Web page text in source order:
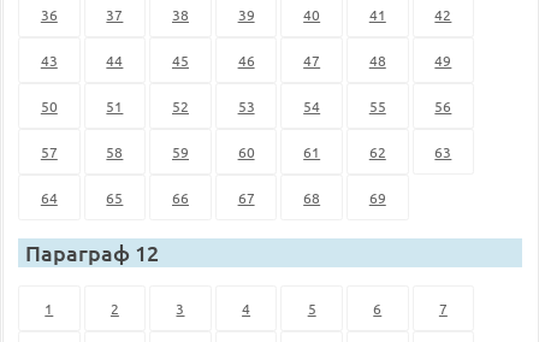
36 37 38 39 40 41 42
43 44 45 46 47 48 49
50 51 52 53 54 55 56
57 58 59 60 61 62 63
64 65 66 67 68 69
Параграф 12
1 2 3 4 5 6 7